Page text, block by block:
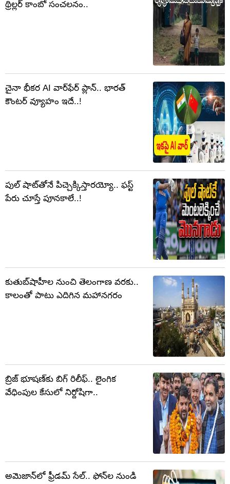
థ్రిల్లర్ కాంబో సంచలనం..
చైనా భీకర AI వార్‌ఫేర్ ప్లాన్.. భారత్
కౌంటర్ వ్యూహం ఇదే..!
పుల్ షాట్‌తోనే పిచ్చెక్కిస్తారయ్యో.. ఫస్ట్
పేరు చూస్తే పూనకాలే..!
కుతుబ్‌షాహీల నుంచి తెలంగాణ వరకు..
కాలంతో పాటు ఎదిగిన మహానగరం
బ్రిజ్ భూషణ్‌కు బిగ్ రిలీఫ్.. లైంగిక
వేధింపుల కేసులో నిర్దోషిగా..
అమెజాన్‌లో ఫ్రీడమ్ సేల్.. ఫోన్‌ల నుండి